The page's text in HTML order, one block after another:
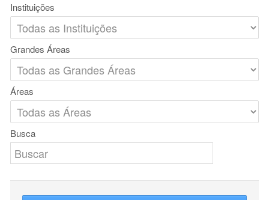
Instituições
Grandes Áreas
Áreas
Busca